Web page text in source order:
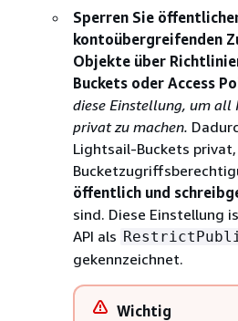
Sperren Sie
kontoübergreifenden
Objekte über
Buckets oder Access
diese Einstellung, um all
privat zu machen.
Lightsail-Buckets
öffentlich und
sind. Diese Einstellung
API als
gekennzeichnet.
Wichtig